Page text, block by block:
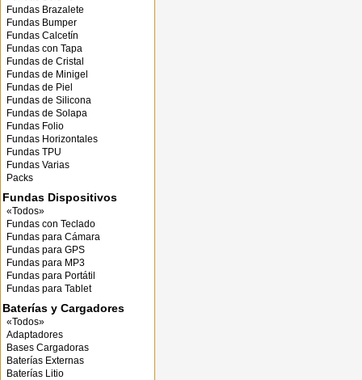
Fundas Brazalete
Fundas Bumper
Fundas Calcetín
Fundas con Tapa
Fundas de Cristal
Fundas de Minigel
Fundas de Piel
Fundas de Silicona
Fundas de Solapa
Fundas Folio
Fundas Horizontales
Fundas TPU
Fundas Varias
Packs
Fundas Dispositivos
«Todos»
Fundas con Teclado
Fundas para Cámara
Fundas para GPS
Fundas para MP3
Fundas para Portátil
Fundas para Tablet
Baterías y Cargadores
«Todos»
Adaptadores
Bases Cargadoras
Baterías Externas
Baterías Litio